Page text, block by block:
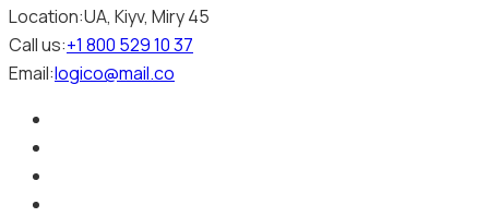
Location:UA, Kiyv, Miry 45
Call us:+1 800 529 10 37
Email:logico@mail.co